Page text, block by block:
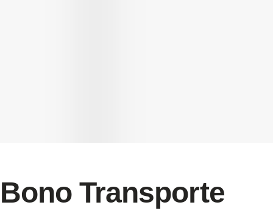
Bono Transporte